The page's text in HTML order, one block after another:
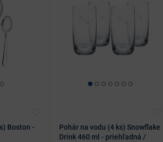
Boston -
Pohár na vodu (4 ks) Snowflake
Drink 460 ml - priehľadná /